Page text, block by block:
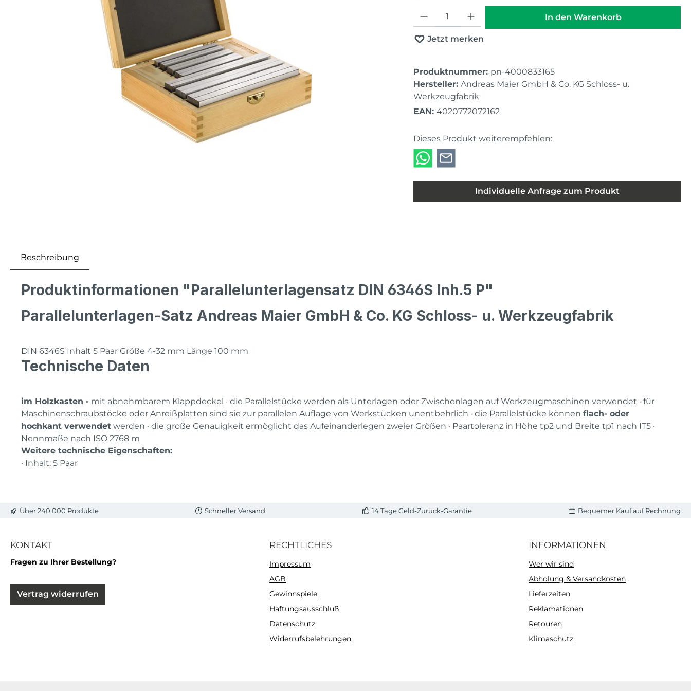
Produkt Anzahl: Gib den gewünschten Wert ein oder benutze die
In den Warenkorb
Jetzt merken
Produktnummer: pn-4000833165
Hersteller: Andreas Maier GmbH & Co. KG Schloss- u.
Werkzeugfabrik
EAN: 4020772072162
Dieses Produkt weiterempfehlen:
Individuelle Anfrage zum Produkt
Beschreibung
Produktinformationen "Parallelunterlagensatz DIN 6346S Inh.5 P"
Parallelunterlagen-Satz Andreas Maier GmbH & Co. KG Schloss- u. Werkzeugfabrik
DIN 6346S Inhalt 5 Paar Größe 4-32 mm Länge 100 mm
Technische Daten
im Holzkasten · mit abnehmbarem Klappdeckel · die Parallelstücke werden als Unterlagen oder Zwischenlagen auf Werkzeugmaschinen verwendet · für
Maschinenschraubstöcke oder Anreißplatten sind sie zur parallelen Auflage von Werkstücken unentbehrlich · die Parallelstücke können flach- oder
hochkant verwendet werden · die große Genauigkeit ermöglicht das Aufeinanderlegen zweier Größen · Paartoleranz in Höhe tp2 und Breite tp1 nach IT5 ·
Nennmaße nach ISO 2768 m
Weitere technische Eigenschaften:
· Inhalt: 5 Paar
Über 240.000 Produkte Schneller Versand 14 Tage Geld-Zurück-Garantie Bequemer Kauf auf Rechnung
KONTAKT
Fragen zu Ihrer Bestellung?
Vertrag widerrufen
RECHTLICHES
Impressum
AGB
Gewinnspiele
Haftungsausschluß
Datenschutz
Widerrufsbelehrungen
INFORMATIONEN
Wer wir sind
Abholung & Versandkosten
Lieferzeiten
Reklamationen
Retouren
Klimaschutz